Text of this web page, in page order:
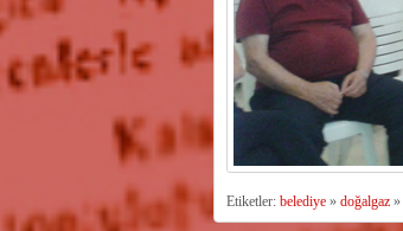
Etiketler: belediye» doğalgaz»